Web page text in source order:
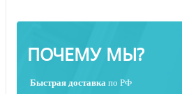
ПОЧЕМУ МЫ?
Быстрая доставка по РФ